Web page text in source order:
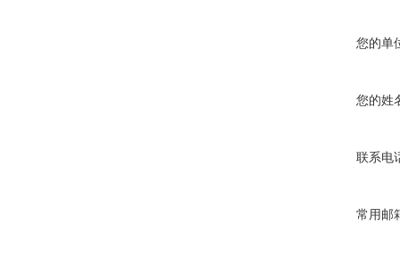
您的单
您的姓
联系电
常用邮